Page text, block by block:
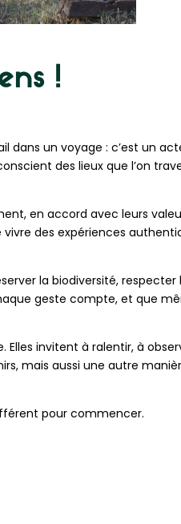
!
dans un voyage : c’est un
des lieux que l’on
en accord avec leurs
des expériences
la biodiversité,
geste compte, et que
invitent à ralentir, à
mais aussi une autre
pour commencer.